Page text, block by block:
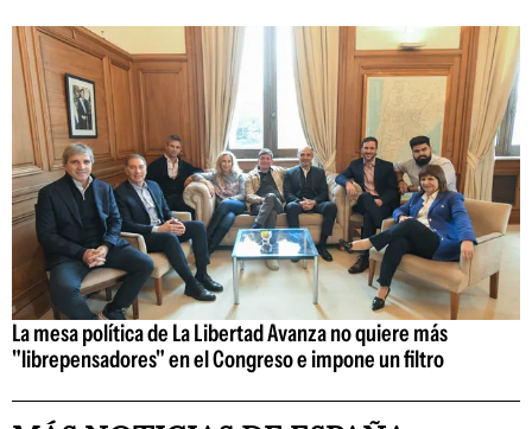
La mesa política de La Libertad Avanza no quiere más
"librepensadores" en el Congreso e impone un filtro